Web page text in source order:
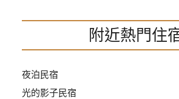
單
理
附近熱門住
夜泊民宿
光的影子民宿